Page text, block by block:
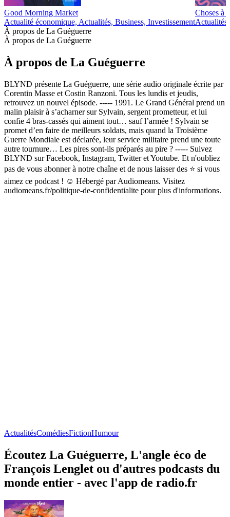
Good Morning Market
Actualité économique, Actualités, Business, Investissement
Choses à
Actualités
À propos de La Guéguerre
À propos de La Guéguerre
À propos de La Guéguerre
BLYND présente La Guéguerre, une série audio originale écrite par
Corentin Masse et Costin Ranzoni. Tous les lundis et jeudis,
retrouvez un nouvel épisode. ----- 1991. Le Grand Général prend un
malin plaisir à s’acharner sur Sylvain, sergent prometteur, et lui
confie 4 bras-cassés qui aiment tout… sauf l’armée ! Sylvain se
promet d’en faire de meilleurs soldats, mais quand la Troisième
Guerre Mondiale est déclarée, leur service militaire prend une toute
autre tournure… Les pires sont-ils préparés au pire ? ----- Suivez
BLYND sur Facebook, Instagram, Twitter et Youtube. Et n'oubliez
pas de vous abonner à notre chaîne et de nous laisser des ⭐️ si vous
aimez ce podcast ! ☺︎ Hébergé par Audiomeans. Visitez
audiomeans.fr/politique-de-confidentialite pour plus d'informations.
ActualitésComédiesFictionHumour
Écoutez La Guéguerre, L'angle éco de
François Lenglet ou d'autres podcasts du
monde entier - avec l'app de radio.fr